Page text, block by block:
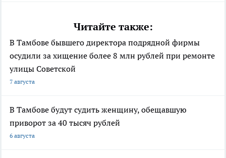
Читайте также:
В Тамбове бывшего директора подрядной фирмы
осудили за хищение более 8 млн рублей при ремонте
улицы Советской
7 августа
В Тамбове будут судить женщину, обещавшую
приворот за 40 тысяч рублей
6 августа